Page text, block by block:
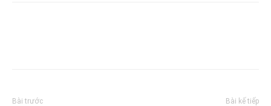
Bài trước Bài kế tiếp